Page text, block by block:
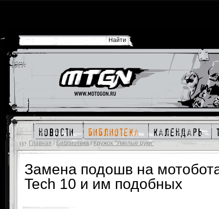
новости библиотека календарь
Главная / Библиотека / Кружок "Умелые руки"
Замена подошв на
Tech 10 и им подобных